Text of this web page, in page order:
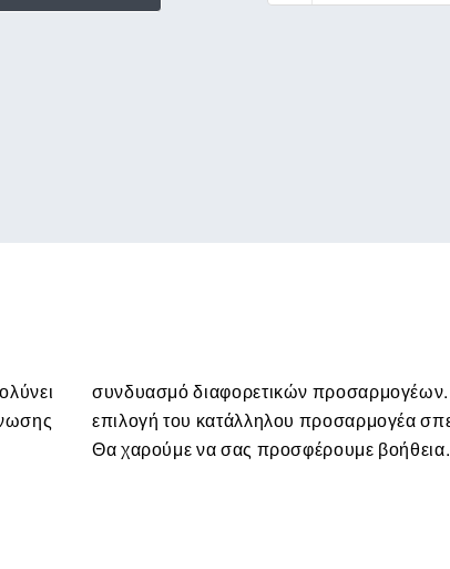
την
μας.
Θα χαρούμε να σας προσφέρουμε βοήθεια.